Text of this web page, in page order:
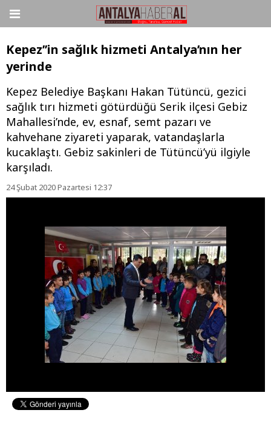
Kepez’’in sağlık hizmeti Antalya’nın her
yerinde
Kepez Belediye Başkanı Hakan Tütüncü, gezici
sağlık tırı hizmeti götürdüğü Serik ilçesi Gebiz
Mahallesi’nde, ev, esnaf, semt pazarı ve
kahvehane ziyareti yaparak, vatandaşlarla
kucaklaştı. Gebiz sakinleri de Tütüncü’yü ilgiyle
karşıladı.
24 Şubat 2020 Pazartesi 12:37